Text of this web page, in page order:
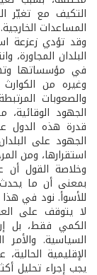
التكيف مع تغيّر
المساعدات الخارجية.
وقد تؤدي زعزعة
البلدان المجاورة،
في مؤسساتها
وغيره من الكوارث
والصعوبات
الجهود الوقائية،
قدرة هذه الدول
الجهود على
استقرارها، ومن
وخلاصة القول أن
بمعنى أن ما
للأسوأ. نود في
لا يتوقف على
الكمي فقط، بل
السياسية. والأمر
الإقليمية
يجب إجراء تحليل